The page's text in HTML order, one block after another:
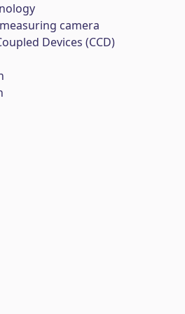
camera
Devices (CCD)